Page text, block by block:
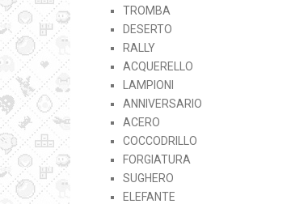
TROMBA
DESERTO
RALLY
ACQUERELLO
LAMPIONI
ANNIVERSARIO
ACERO
COCCODRILLO
FORGIATURA
SUGHERO
ELEFANTE